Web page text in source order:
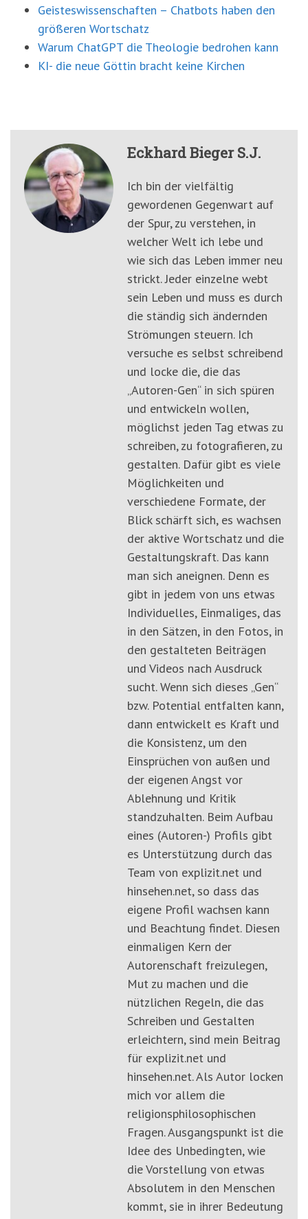
Geisteswissenschaften – Chatbots haben den
größeren Wortschatz
Warum ChatGPT die Theologie bedrohen kann
KI- die neue Göttin bracht keine Kirchen
Eckhard Bieger S.J.
Ich bin der vielfältig
gewordenen Gegenwart auf
der Spur, zu verstehen, in
welcher Welt ich lebe und
wie sich das Leben immer neu
strickt. Jeder einzelne webt
sein Leben und muss es durch
die ständig sich ändernden
Strömungen steuern. Ich
versuche es selbst schreibend
und locke die, die das
„Autoren-Gen“ in sich spüren
und entwickeln wollen,
möglichst jeden Tag etwas zu
schreiben, zu fotografieren, zu
gestalten. Dafür gibt es viele
Möglichkeiten und
verschiedene Formate, der
Blick schärft sich, es wachsen
der aktive Wortschatz und die
Gestaltungskraft. Das kann
man sich aneignen. Denn es
gibt in jedem von uns etwas
Individuelles, Einmaliges, das
in den Sätzen, in den Fotos, in
den gestalteten Beiträgen
und Videos nach Ausdruck
sucht. Wenn sich dieses „Gen“
bzw. Potential entfalten kann,
dann entwickelt es Kraft und
die Konsistenz, um den
Einsprüchen von außen und
der eigenen Angst vor
Ablehnung und Kritik
standzuhalten. Beim Aufbau
eines (Autoren-) Profils gibt
es Unterstützung durch das
Team von explizit.net und
hinsehen.net, so dass das
eigene Profil wachsen kann
und Beachtung findet. Diesen
einmaligen Kern der
Autorenschaft freizulegen,
Mut zu machen und die
nützlichen Regeln, die das
Schreiben und Gestalten
erleichtern, sind mein Beitrag
für explizit.net und
hinsehen.net. Als Autor locken
mich vor allem die
religionsphilosophischen
Fragen. Ausgangspunkt ist die
Idee des Unbedingten, wie
die Vorstellung von etwas
Absolutem in den Menschen
kommt, sie in ihrer Bedeutung